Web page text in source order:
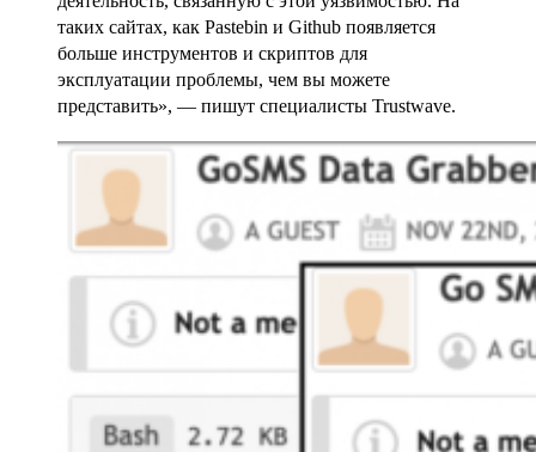
таких сайтах, как Pastebin и Github появляется
больше инструментов и скриптов для
эксплуатации проблемы, чем вы можете
представить», — пишут специалисты Trustwave.